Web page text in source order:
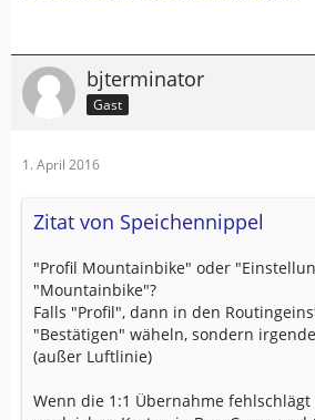
bjterminator
Gast
1. April 2016
Zitat von Speichennippel
"Profil Mountainbike" oder
"Mountainbike"?
Falls "Profil", dann in den
"Bestätigen" wäheln, sondern
(außer Luftlinie)
Wenn die 1:1 Übernahme